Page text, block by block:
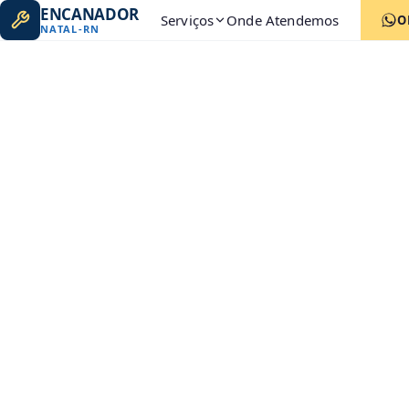
ENCANADOR
NATAL-RN Serviços Onde Atendemos